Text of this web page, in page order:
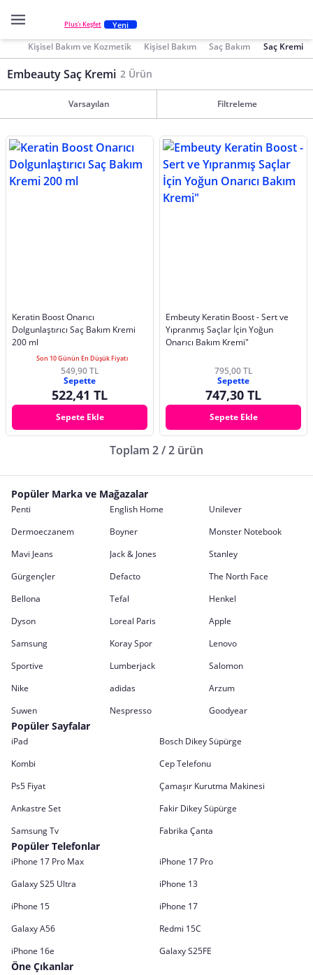
Plus'ı Keşfet Yeni
Kişisel Bakım ve Kozmetik Kişisel Bakım Saç Bakım Saç Kremi
Embeauty Saç Kremi 2 Ürün
Varsayılan Filtreleme
Keratin Boost Onarıcı
Dolgunlaştırıcı Saç Bakım Kremi
200 ml
Son 10 Günün En Düşük Fiyatı
549,90 TL
Sepette
522,41 TL
Sepete Ekle
Embeuty Keratin Boost - Sert ve
Yıpranmış Saçlar İçin Yoğun
Onarıcı Bakım Kremi"
795,00 TL
Sepette
747,30 TL
Sepete Ekle
Toplam 2 / 2 ürün
Popüler Marka ve Mağazalar
Penti English Home
Unilever
Dermoeczanem
Boyner
Monster Notebook
Mavi Jeans
Jack & Jones
Stanley
Gürgençler
Defacto
The North Face
Bellona
Tefal
Henkel
Dyson
Loreal Paris
Apple
Samsung
Koray Spor
Lenovo
Sportive
Lumberjack
Salomon
Nike
adidas
Arzum
Suwen
Nespresso Goodyear
Popüler Sayfalar
iPad
Bosch Dikey Süpürge
Kombi
Cep Telefonu
Ps5 Fiyat
Çamaşır Kurutma Makinesi
Ankastre Set
Fakir Dikey Süpürge
Samsung Tv
Fabrika Çanta
Popüler Telefonlar
iPhone 17 Pro Max
iPhone 17 Pro
Galaxy S25 Ultra
iPhone 13
iPhone 15
iPhone 17
Galaxy A56
Redmi 15C
iPhone 16e
Galaxy S25FE
Öne Çıkanlar